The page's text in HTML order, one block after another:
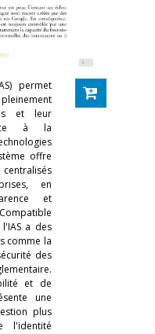
permet
et leur
à la
offre
en
et
l'IAS a des
comme la
des
et de
une
plus
l'identité